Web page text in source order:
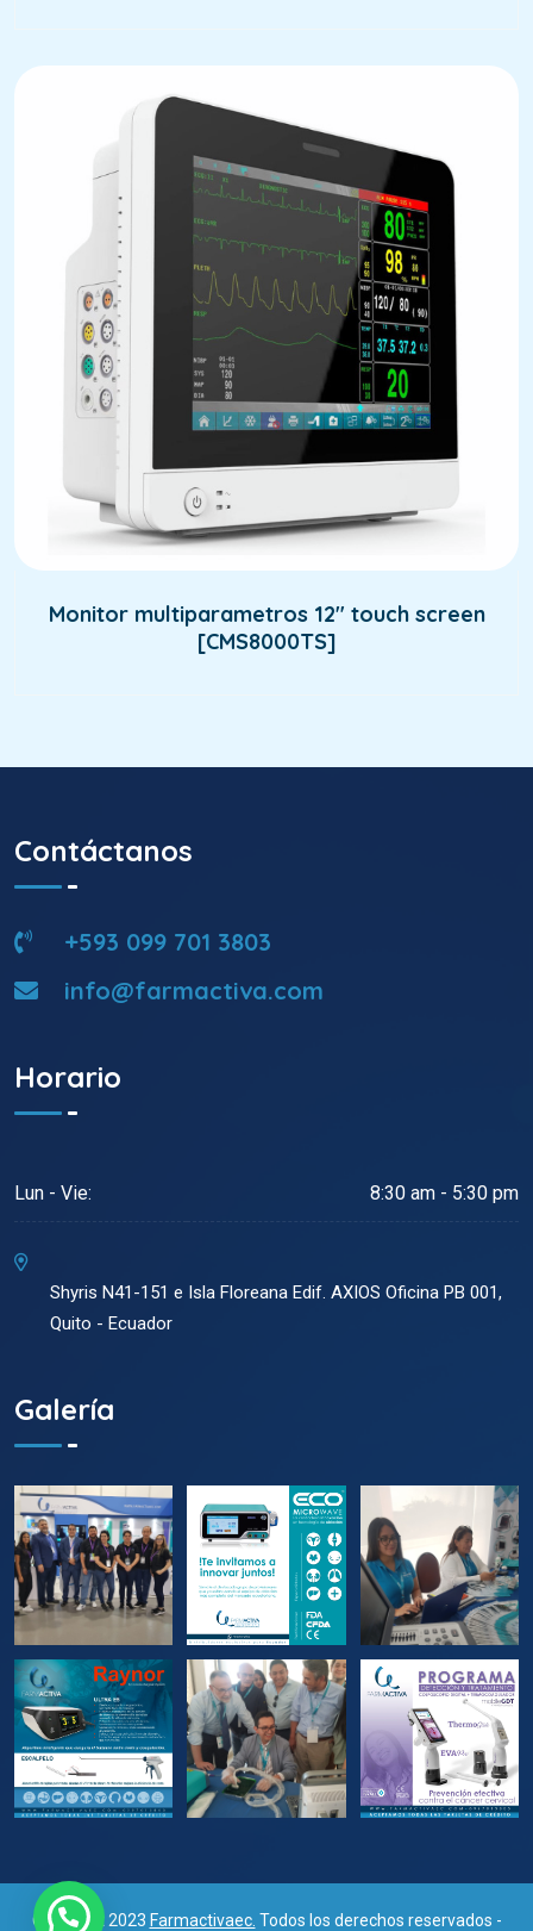
Monitor multiparametros 12″ touch screen
[CMS8000TS]
Contáctanos
+593 099 701 3803
info@farmactiva.com
Horario
Lun - Vie: 8:30 am - 5:30 pm
Shyris N41-151 e Isla Floreana Edif. AXIOS Oficina PB 001,
Quito - Ecuador
Galería
Copyright 2023 Farmactivaec. Todos los derechos reservados -